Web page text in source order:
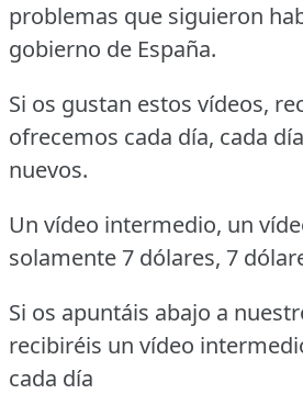
problemas que siguieron
gobierno de España.
Si os gustan estos vídeos,
ofrecemos cada día, cada
nuevos.
Un vídeo intermedio, un
solamente 7 dólares, 7
Si os apuntáis abajo a
recibiréis un vídeo
cada día